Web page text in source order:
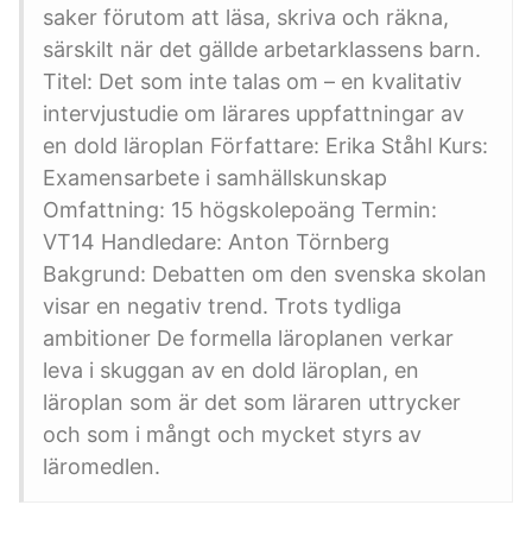
saker förutom att läsa, skriva och räkna,
särskilt när det gällde arbetarklassens barn.
Titel: Det som inte talas om – en kvalitativ
intervjustudie om lärares uppfattningar av
en dold läroplan Författare: Erika Ståhl Kurs:
Examensarbete i samhällskunskap
Omfattning: 15 högskolepoäng Termin:
VT14 Handledare: Anton Törnberg
Bakgrund: Debatten om den svenska skolan
visar en negativ trend. Trots tydliga
ambitioner De formella läroplanen verkar
leva i skuggan av en dold läroplan, en
läroplan som är det som läraren uttrycker
och som i mångt och mycket styrs av
läromedlen.